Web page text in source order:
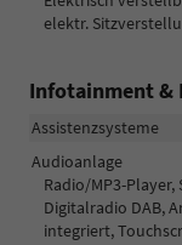
elektr.
Infotainment &
Assistenzsysteme
Audioanlage
Radio/MP3-
Digitalradio DAB,
integriert,